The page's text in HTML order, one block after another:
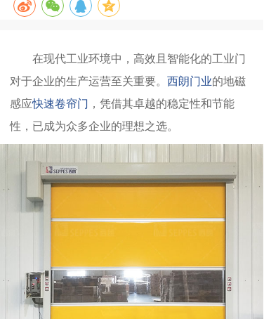
在现代工业环境中，高效且智能化的工业门
对于企业的生产运营至关重要。 西朗门业的地磁
感应快速卷帘门 ，凭借其卓越的稳定性和节能
性，已成为众多企业的理想之选。